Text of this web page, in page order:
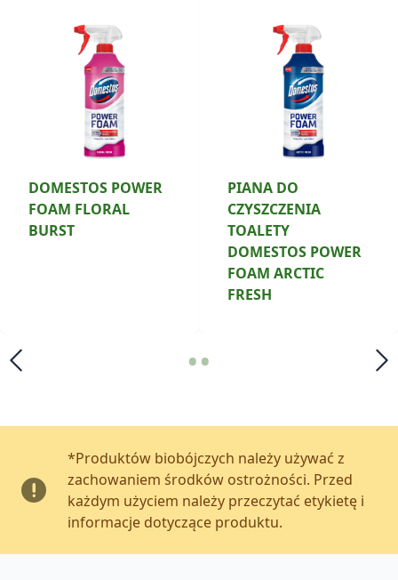
DOMESTOS POWER
FOAM FLORAL
BURST
PIANA DO
CZYSZCZENIA
TOALETY
DOMESTOS POWER
FOAM ARCTIC
FRESH
••
*Produktów biobójczych należy używać z
zachowaniem środków ostrożności. Przed
każdym użyciem należy przeczytać etykietę i
informacje dotyczące produktu.